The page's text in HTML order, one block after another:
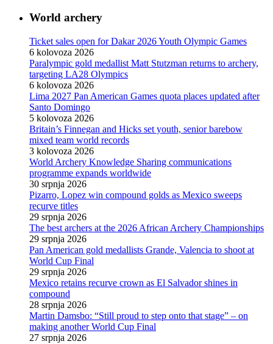
World archery
Ticket sales open for Dakar 2026 Youth Olympic Games
6 kolovoza 2026
Paralympic gold medallist Matt Stutzman returns to archery,
targeting LA28 Olympics
6 kolovoza 2026
Lima 2027 Pan American Games quota places updated after
Santo Domingo
5 kolovoza 2026
Britain’s Finnegan and Hicks set youth, senior barebow
mixed team world records
3 kolovoza 2026
World Archery Knowledge Sharing communications
programme expands worldwide
30 srpnja 2026
Pizarro, Lopez win compound golds as Mexico sweeps
recurve titles
29 srpnja 2026
The best archers at the 2026 African Archery Championships
29 srpnja 2026
Pan American gold medallists Grande, Valencia to shoot at
World Cup Final
29 srpnja 2026
Mexico retains recurve crown as El Salvador shines in
compound
28 srpnja 2026
Martin Damsbo: “Still proud to step onto that stage” – on
making another World Cup Final
27 srpnja 2026